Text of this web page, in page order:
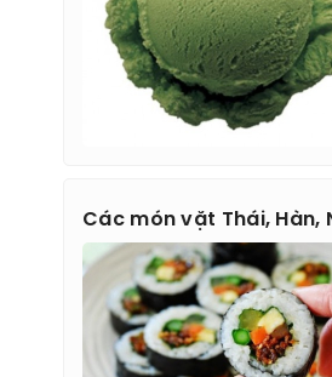
Các món vặt Thái,